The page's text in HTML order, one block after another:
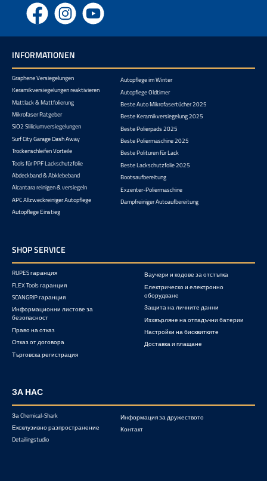
Facebook Instagram YouTube
INFORMATIONEN
Graphene Versiegelungen
Keramikversiegelungen reaktivieren
Mattlack & Mattfolierung
Mikrofaser Ratgeber
SiO2 Sliliciumversiegelungen
Surf City Garage Dash Away
Trockenschleifen Vorteile
Tools für PPF Lackschutzfolie
Abdeckband & Abklebeband
Alcantara reinigen & versiegeln
APC Allzweckreiniger Autopflege
Autopflege Einstieg
Autopflege im Winter
Autopflege Oldtimer
Beste Auto Mikrofasertücher 2025
Beste Keramikversiegelung 2025
Beste Polierpads 2025
Beste Poliermaschine 2025
Beste Polituren für Lack
Beste Lackschutzfolie 2025
Bootsaufbereitung
Exzenter-Poliermaschine
Dampfreiniger Autoaufbereitung
SHOP SERVICE
RUPES гаранция
FLEX Tools гаранция
SCANGRIP гаранция
Информационни листове за
безопасност
Право на отказ
Отказ от договора
Търговска регистрация
Ваучери и кодове за отстъпка
Електрическо и електронно
оборудване
Защита на личните данни
Изхвърляне на отпадъчни батерии
Настройки на бисквитките
Доставка и плащане
ЗА НАС
За Chemical-Shark
Ексклузивно разпространение
Detailingstudio
Информация за дружеството
Контакт